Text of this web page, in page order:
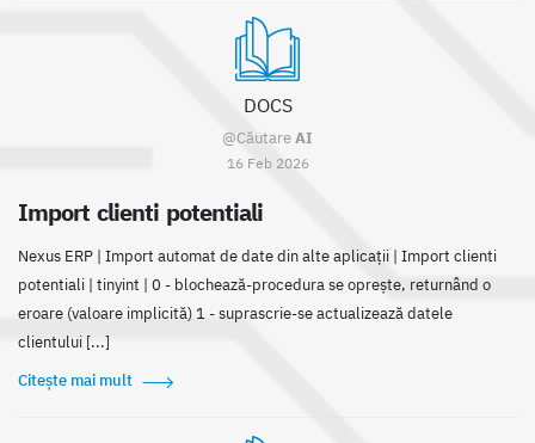
DOCS
@CăutareAI
16 Feb 2026
Import clienti potentiali
Nexus ERP | Import automat de date din alte aplicații | Import clienti
potentiali | tinyint | 0 - blochează-procedura se oprește, returnând o
eroare (valoare implicită) 1 - suprascrie-se actualizează datele
clientului [...]
Citește mai mult